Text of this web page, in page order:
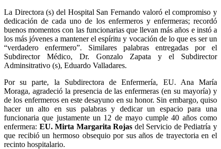
La Directora (s) del Hospital San Fernando valoró el compromiso y
dedicación de cada uno de los enfermeros y enfermeras; recordó
buenos momentos con las funcionarias que llevan más años e instó a
los más jóvenes a mantener el espíritu y vocación de lo que es ser un
“verdadero enfermero”. Similares palabras entregadas por el
Subdirector Médico, Dr. Gonzalo Zapata y el Subdirector
Adminsitrativo (s), Eduardo Valladares.
Por su parte, la Subdirectora de Enfermería, EU. Ana María
Moraga, agradeció la presencia de las enfermeras (en su mayoría) y
de los enfermeros en este desayuno en su honor. Sin embargo, quiso
hacer un alto en sus palabras y dedicar un espacio para una
funcionaria que justamente un 12 de mayo cumple 40 años como
enfermera: EU. Mirta Margarita Rojas del Servicio de Pediatría y
que recibió un hermoso obsequio por sus años de trayectoria en el
recinto hospitalario.